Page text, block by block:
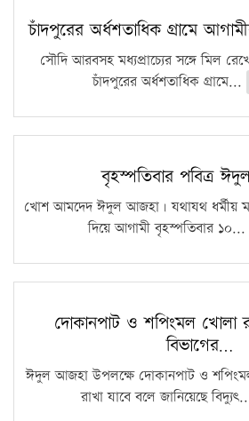
চাঁদপুরের অর্ধশতাধিক গ্রামে
সৌদি আরবসহ মধ্যপ্রাচ্যের সঙ্গে মিল
চাঁদপুরের অর্ধশতাধিক গ্রামে...
বৃহস্পতিবার পবিত্র
খোশ আমদেদ ঈদুল আজহা। যথাযথ ধর্মীয়
দিয়ে আগামী বৃহস্পতিবার ১০...
দোকানপাট ও শপিংমল খোলা
বিভাগের…
ঈদুল আজহা উপলক্ষে দোকানপাট ও
রাখা যাবে বলে জানিয়েছে